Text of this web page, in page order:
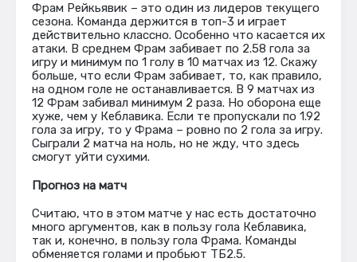
Фрам Рейкьявик – это один из лидеров текущего
сезона. Команда держится в топ-3 и играет
действительно классно. Особенно что касается их
атаки. В среднем Фрам забивает по 2.58 гола за
игру и минимум по 1 голу в 10 матчах из 12. Скажу
больше, что если Фрам забивает, то, как правило,
на одном голе не останавливается. В 9 матчах из
12 Фрам забивал минимум 2 раза. Но оборона еще
хуже, чем у Кеблавика. Если те пропускали по 1.92
гола за игру, то у Фрама – ровно по 2 гола за игру.
Сыграли 2 матча на ноль, но не жду, что здесь
смогут уйти сухими.
Прогноз на матч
Считаю, что в этом матче у нас есть достаточно
много аргументов, как в пользу гола Кеблавика,
так и, конечно, в пользу гола Фрама. Команды
обменяется голами и пробьют ТБ2.5.